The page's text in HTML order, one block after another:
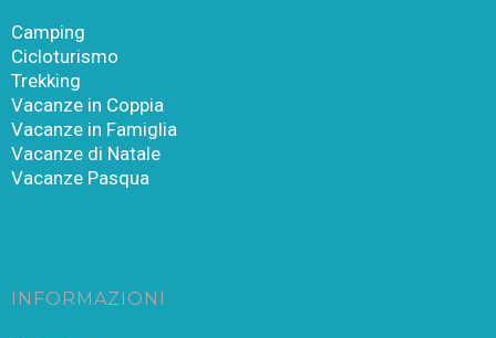
Camping
Cicloturismo
Trekking
Vacanze in Coppia
Vacanze in Famiglia
Vacanze di Natale
Vacanze Pasqua
INFORMAZIONI